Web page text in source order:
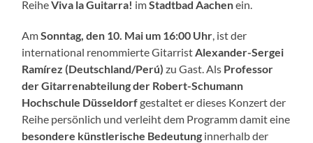
ReiheViva la Guitarra! imStadtbad Aachenein.
AmSonntag, den 10. Mai um 16:00 Uhr , ist der
international renommierte Gitarrist Alexander-Sergei
Ramírez (Deutschland/Perú) zu Gast. Als Professor
der Gitarrenabteilung der Robert-Schumann
Hochschule Düsseldorfgestaltet er dieses Konzert der
Reihe persönlich und verleiht dem Programm damit eine
besondere künstlerische Bedeutung innerhalb der